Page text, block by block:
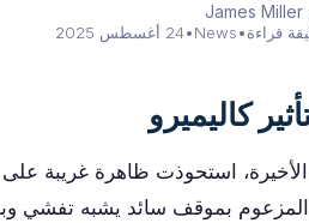
•
News
•24 أغسطس 2025
كاليميرو
الأخيرة، استحوذت ظاهرة غريبة
المزعوم بموقف سائد يشبه تفشي